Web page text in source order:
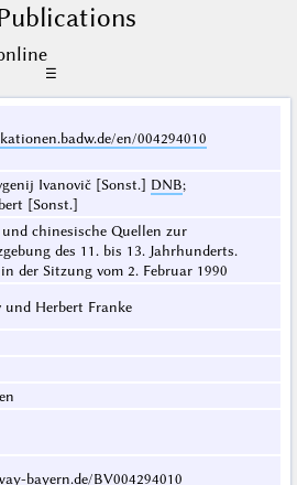
☰
en/004294010
Ivanovič [Sonst.] DNB;
[Sonst.]
chinesische Quellen zur
des 11. bis 13. Jahrhunderts.
der Sitzung vom 2. Februar 1990
und Herbert Franke
bayern.de/BV004294010